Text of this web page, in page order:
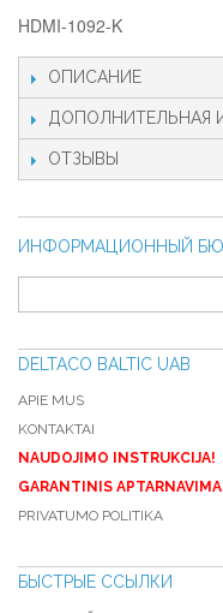
HDMI-1092-K
ОПИСАНИЕ
ДОПОЛНИТЕЛЬНАЯ
ОТЗЫВЫ
ИНФОРМАЦИОННЫЙ
DELTACO BALTIC UAB
APIE MUS
KONTAKTAI
NAUDOJIMO INSTRUKCIJA!
GARANTINIS
PRIVATUMO POLITIKA
БЫСТРЫЕ ССЫЛКИ